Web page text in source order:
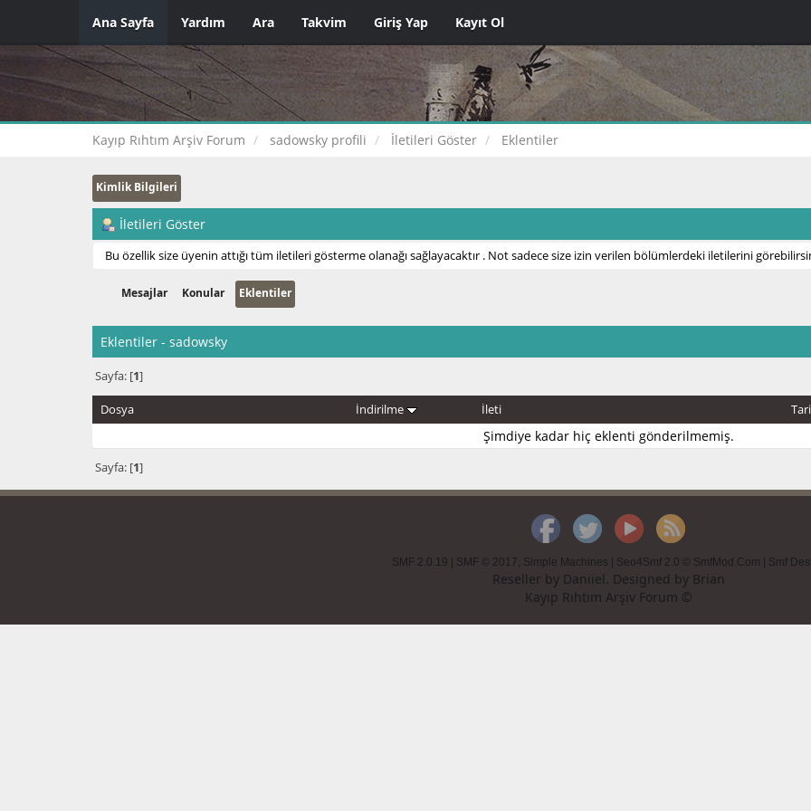
Ana Sayfa Yardım Ara Takvim Giriş Yap Kayıt Ol
Kayıp Rıhtım Arşiv Forum sadowsky profili İletileri Göster Eklentiler
Kimlik Bilgileri
İletileri Göster
Bu özellik size üyenin attığı tüm iletileri gösterme olanağı sağlayacaktır . Not sadece size izin verilen bölümlerdeki iletilerini
Mesajlar Konular Eklentiler
Eklentiler - sadowsky
Sayfa: [1]
Dosya İndirilme İleti
Şimdiye kadar hiç eklenti gönderilmemiş.
Sayfa: [1]
SMF 2.0.19 | SMF © 2017 Simple Machines | Seo4Smf 2.0 © SmfMod.Com | Smf
Reseller by Daniiel. Designed by Brian
Kayıp Rıhtım Arşiv Forum ©